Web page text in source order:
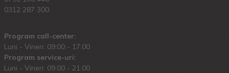
0312 287 300
Program call-center:
Luni - Vineri: 09:00 - 17:00
Program service-uri:
Luni - Vineri: 09.00 - 21:00